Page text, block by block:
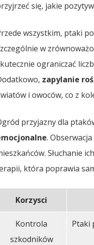
się, jakie
wszystkim, ptaki
w
ograniczać
zapylanie
i owoców, co z
przyjazny dla
.
Słuchanie
która poprawia
Korzysci
Kontrola
szkodników
Ptaki